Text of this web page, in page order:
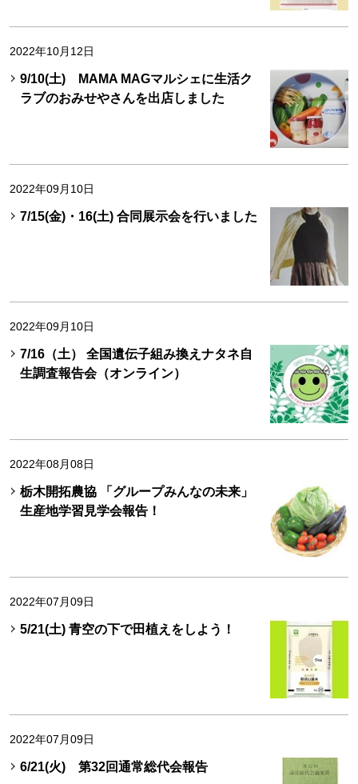
2022年10月12日
9/10(土) MAMA MAGマルシェに生活ク
ラブのおみせやさんを出店しました
2022年09月10日
7/15(金)・16(土) 合同展示会を行いました
2022年09月10日
7/16（土） 全国遺伝子組み換えナタネ自
生調査報告会（オンライン）
2022年08月08日
栃木開拓農協 「グループみんなの未来」
生産地学習見学会報告！
2022年07月09日
5/21(土) 青空の下で田植えをしよう！
2022年07月09日
6/21(火) 第32回通常総代会報告